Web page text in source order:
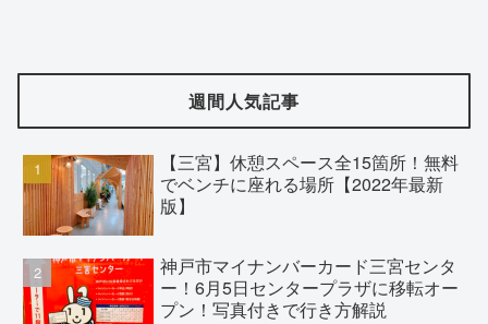
週間人気記事
【三宮】休憩スペース全15箇所！無料
でベンチに座れる場所【2022年最新
版】
神戸市マイナンバーカード三宮センタ
ー！6月5日センタープラザに移転オー
プン！写真付きで行き方解説